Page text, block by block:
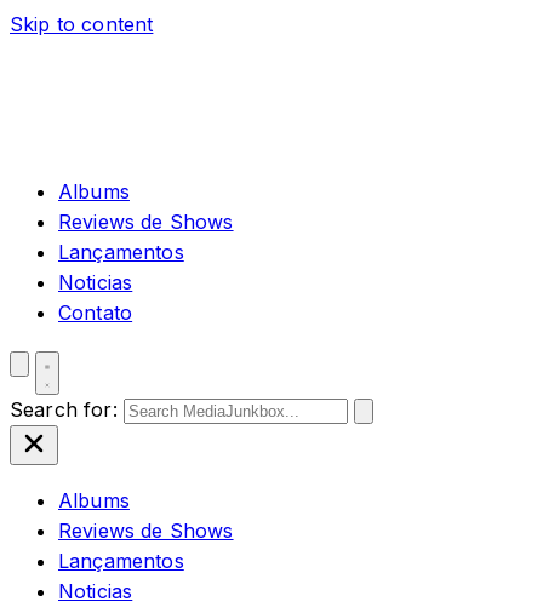
Skip to content
Albums
Reviews de Shows
Lançamentos
Noticias
Contato
Search for:
Albums
Reviews de Shows
Lançamentos
Noticias